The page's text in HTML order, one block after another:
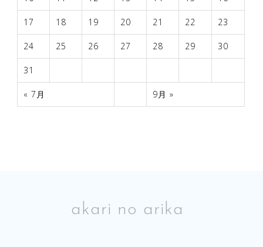
17 18 19 20 21 22 23
24 25 26 27 28 29 30
31
« 7月 9月 »
akari no arika